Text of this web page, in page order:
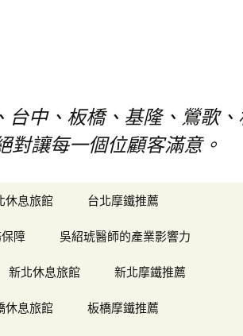
台中、板橋、基隆、鶯歌
對讓每一個位顧客滿意。
休息旅館 台北摩鐵推薦
障 吳紹琥醫師的產業影響力
新北休息旅館 新北摩鐵推薦
休息旅館 板橋摩鐵推薦